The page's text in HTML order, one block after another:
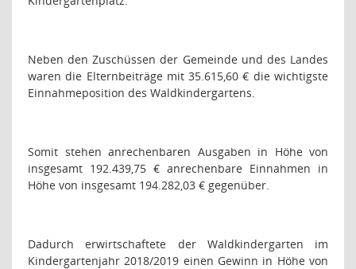
Neben den Zuschüssen der Gemeinde und des Landes
waren die Elternbeiträge mit 35.615,60 € die wichtigste
Einnahmeposition des Waldkindergartens.
Somit stehen anrechenbaren Ausgaben in Höhe von
insgesamt 192.439,75 € anrechenbare Einnahmen in
Höhe von insgesamt 194.282,03 € gegenüber.
Dadurch erwirtschaftete der Waldkindergarten im
Kindergartenjahr 2018/2019 einen Gewinn in Höhe von